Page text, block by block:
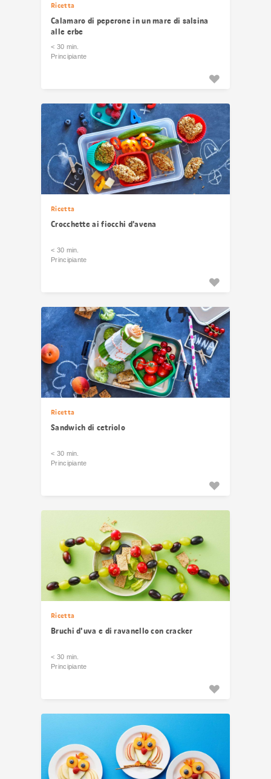
Ricetta
Calamaro di peperone in un mare di salsina
alle erbe
< 30 min.
Principiante
Ricetta
Crocchette ai fiocchi d’avena
< 30 min.
Principiante
Ricetta
Sandwich di cetriolo
< 30 min.
Principiante
Ricetta
Bruchi d'uva e di ravanello con cracker
< 30 min.
Principiante